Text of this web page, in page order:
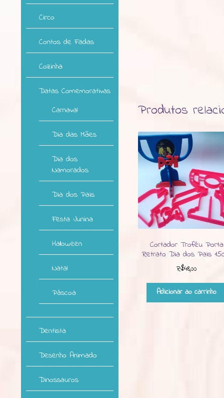
Produtos
Cortador Troféu Porta
Retrato Dia dos Pais
R$48,00
Adicionar ao carrinho
Circo
Contos de Fadas
Cozinha
Datas Comemorativas
Carnaval
Dia das Mães
Dia dos
Namorados
Dia dos Pais
Festa Junina
Halloween
Natal
Páscoa
Dentista
Desenho Animado
Dinossauros